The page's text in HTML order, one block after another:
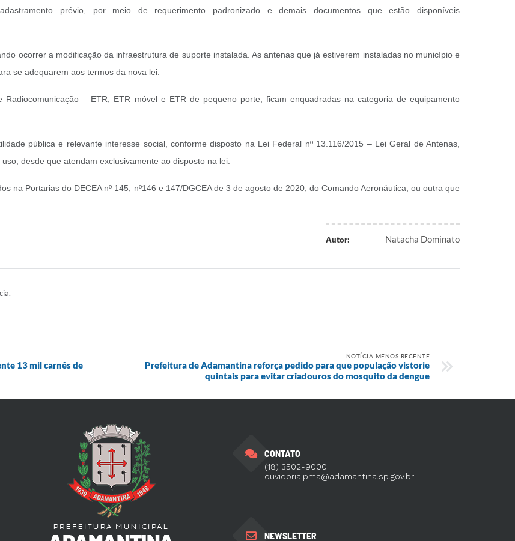
prévio, por meio de requerimento padronizado e demais documentos que estão disponíveis
ocorrer a modificação da infraestrutura de suporte instalada. As antenas que já estiverem instaladas no município e
se adequarem aos termos da nova lei.
– ETR, ETR móvel e ETR de pequeno porte, ficam enquadradas na categoria de equipamento
pública e relevante interesse social, conforme disposto na Lei Federal nº 13.116/2015 – Lei Geral de Antenas,
desde que atendam exclusivamente ao disposto na lei.
na Portarias do DECEA nº 145, nº146 e 147/DGCEA de 3 de agosto de 2020, do Comando Aeronáutica, ou outra que
Autor: Natacha Dominato
13 mil carnês de
NOTÍCIA MENOS RECENTE
Prefeitura de Adamantina reforça pedido para que população vistorie
quintais para evitar criadouros do mosquito da dengue
CONTATO
(18) 3502-9000
ouvidoria.pma@adamantina.sp.gov.br
NEWSLETTER